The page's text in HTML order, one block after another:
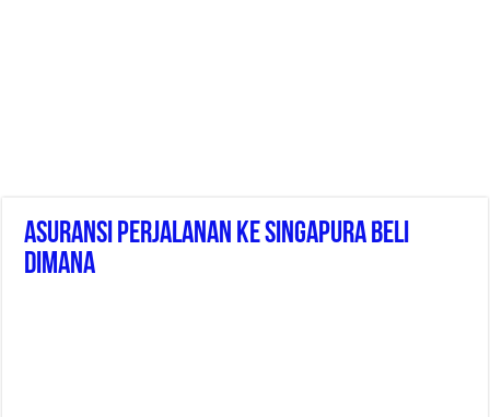
Asuransi Perjalanan Ke Singapura Beli
Dimana